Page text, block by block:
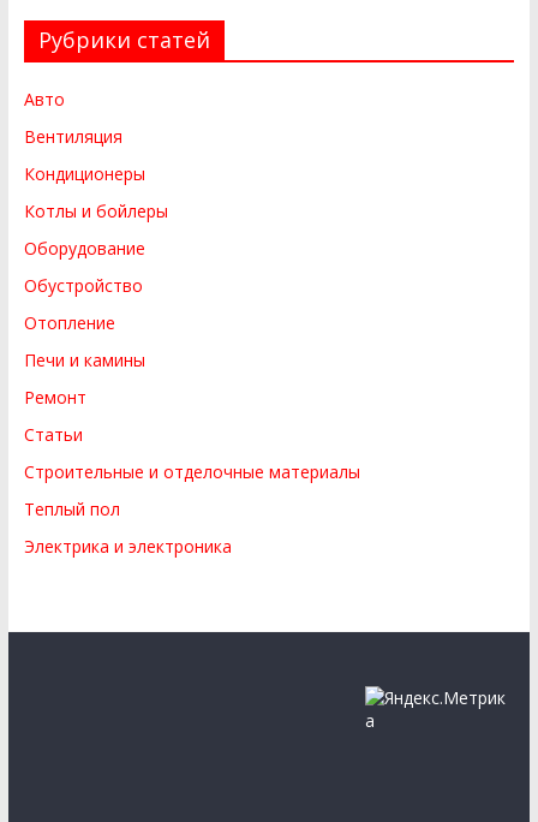
Рубрики статей
Авто
Вентиляция
Кондиционеры
Котлы и бойлеры
Оборудование
Обустройство
Отопление
Печи и камины
Ремонт
Статьи
Строительные и отделочные материалы
Теплый пол
Электрика и электроника